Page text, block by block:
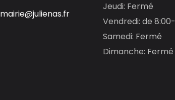
mairie@julienas.fr
Jeudi: Fermé
Vendredi: de
Samedi: Fermé
Dimanche: Fermé